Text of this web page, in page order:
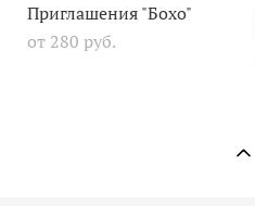
Приглашения "Бохо"
от 280 pуб.